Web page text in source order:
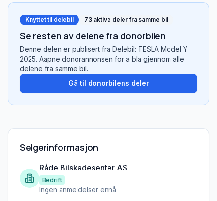
Knyttet til delebil 73 aktive deler fra samme bil
Se resten av delene fra donorbilen
Denne delen er publisert fra Delebil: TESLA Model Y
2025. Aapne donorannonsen for a bla gjennom alle
delene fra samme bil.
Gå til donorbilens deler
Selgerinformasjon
Råde Bilskadesenter AS
Bedrift
Ingen anmeldelser ennå